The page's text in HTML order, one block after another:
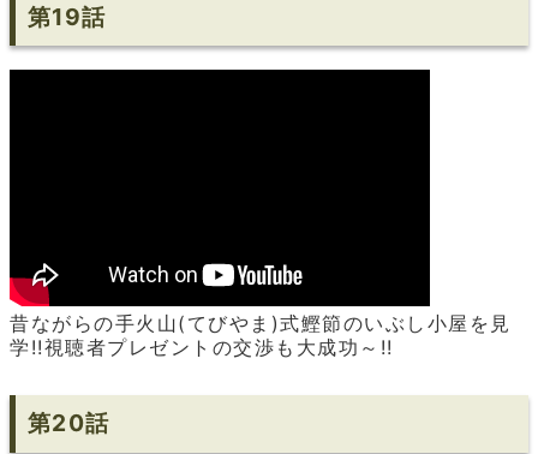
第19話
昔ながらの手火山(てびやま)式鰹節のいぶし小屋を見
学!!視聴者プレゼントの交渉も大成功～!!
第20話